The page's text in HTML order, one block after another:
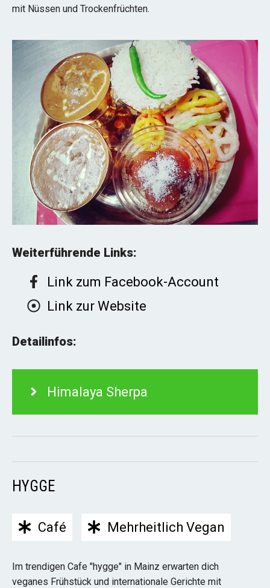
mit Nüssen und Trockenfrüchten.
Weiterführende Links:
Link zum Facebook-Account
Link zur Website
Detailinfos:
Himalaya Sherpa
HYGGE
Café Mehrheitlich Vegan
Im trendigen Cafe "hygge" in Mainz erwarten dich
veganes Frühstück und internationale Gerichte mit